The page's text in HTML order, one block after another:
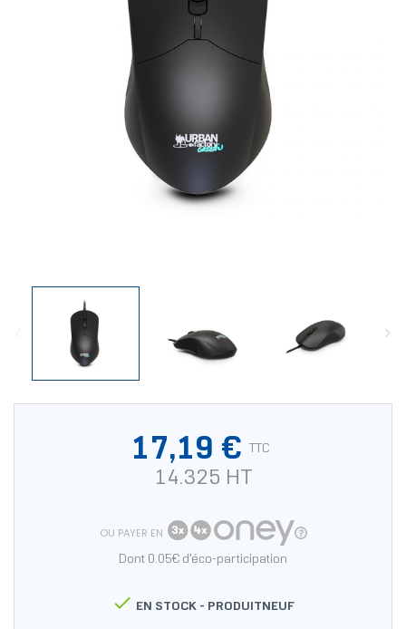
17,19 € TTC
14.325 HT
OU PAYER EN
Dont 0.05€ d'éco-participation
 EN STOCK - PRODUITNEUF